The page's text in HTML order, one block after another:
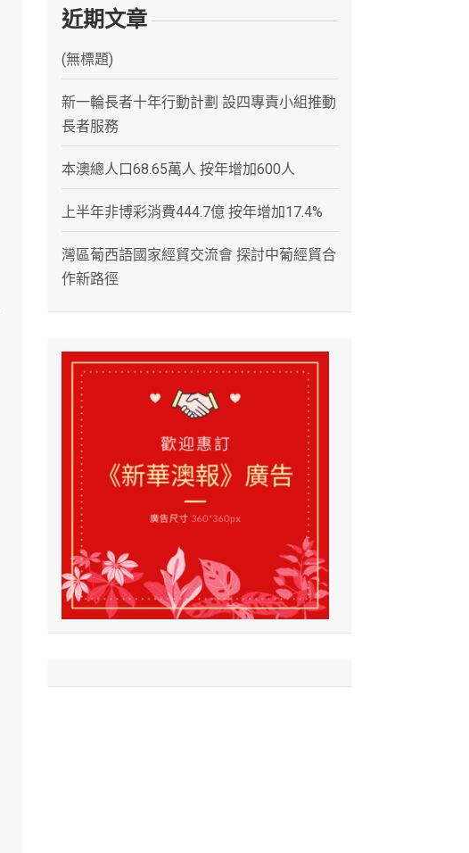
近期文章
(無標題)
新一輪長者十年行動計劃 設四專責小組推動
長者服務
本澳總人口68.65萬人 按年增加600人
上半年非博彩消費444.7億 按年增加17.4%
灣區葡西語國家經貿交流會 探討中葡經貿合
作新路徑